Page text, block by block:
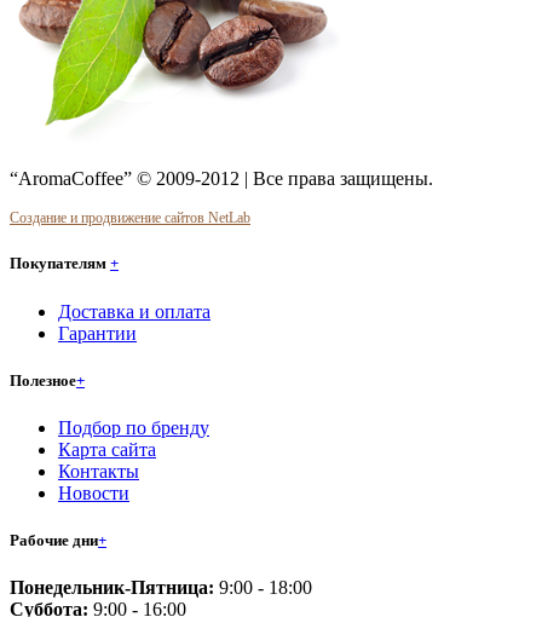
“AromaCoffee” © 2009-2012 | Все права защищены.
Создание и продвижение сайтов NetLab
Покупателям +
Доставка и оплата
Гарантии
Полезное+
Подбор по бренду
Карта сайта
Контакты
Новости
Рабочие дни+
Понедельник-Пятница: 9:00 - 18:00
Суббота: 9:00 - 16:00